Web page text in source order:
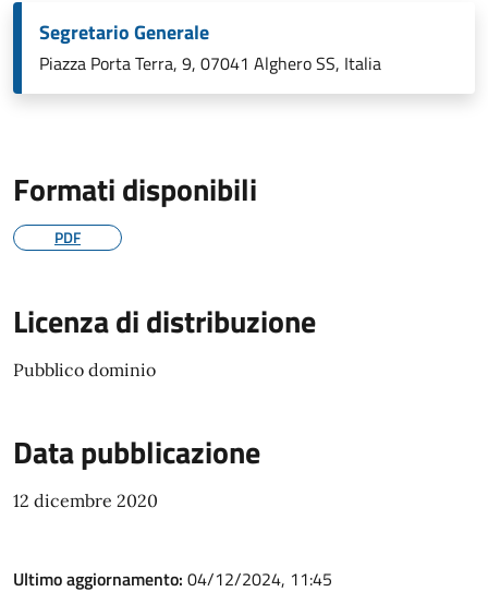
Segretario Generale
Piazza Porta Terra, 9, 07041 Alghero SS, Italia
Formati disponibili
PDF
Licenza di distribuzione
Pubblico dominio
Data pubblicazione
12 dicembre 2020
Ultimo aggiornamento: 04/12/2024, 11:45